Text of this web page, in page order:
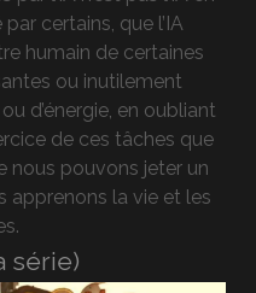
certains, que l’IA
humain de certaines
ou inutilement
d’énergie, en oubliant
de ces tâches que
nous pouvons jeter un
apprenons la vie et les
série)